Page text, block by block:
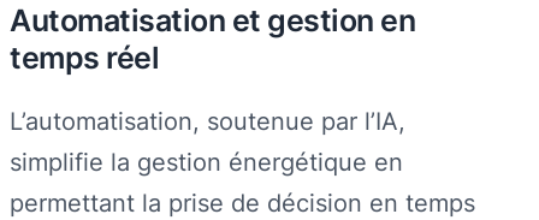
Automatisation et gestion en
temps réel
L’automatisation, soutenue par l’IA,
simplifie la gestion énergétique en
permettant la prise de décision en temps